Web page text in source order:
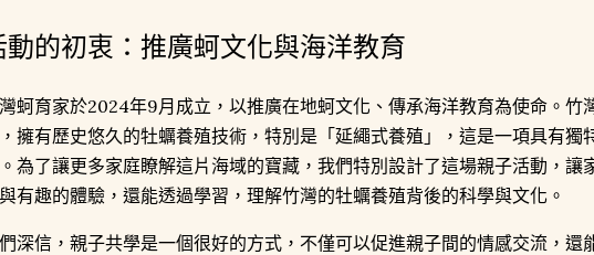
動的初衷：推廣蚵文化與海洋教育
蚵育家於2024年9月成立，以推廣在地蚵文化、傳承海洋教育為使命。竹
擁有歷史悠久的牡蠣養殖技術，特別是「延繩式養殖」，這是一項具有獨
為了讓更多家庭瞭解這片海域的寶藏，我們特別設計了這場親子活動，讓
有趣的體驗，還能透過學習，理解竹灣的牡蠣養殖背後的科學與文化。
深信，親子共學是一個很好的方式，不僅可以促進親子間的情感交流，還